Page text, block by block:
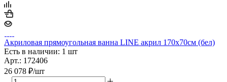
Акриловая прямоугольная ванна LINE акрил 170х70см (бел)
Есть в наличии: 1 шт
Арт.: 172406
26 078 ₽/шт